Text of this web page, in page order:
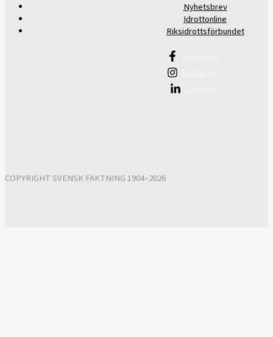
Nyhetsbrev
Idrottonline
Riksidrottsförbundet
COPYRIGHT SVENSK FÄKTNING 1904–2026